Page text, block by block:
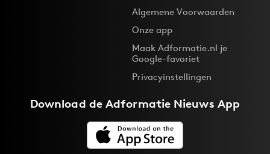
Algemene Voorwaarden
Onze app
Maak Adformatie.nl je
Google-favoriet
Privacyinstellingen
Download deAdformatie Nieuws App